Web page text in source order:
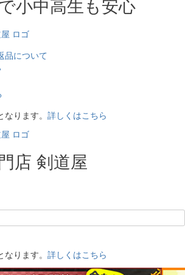
小中高生も安心
品について
ります。 詳しくはこちら
店 剣道屋
ります。 詳しくはこちら